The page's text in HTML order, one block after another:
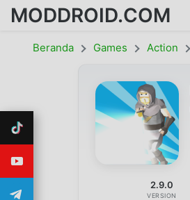
MODDROID.COM
Beranda Games Action
2.9.0
VERSION